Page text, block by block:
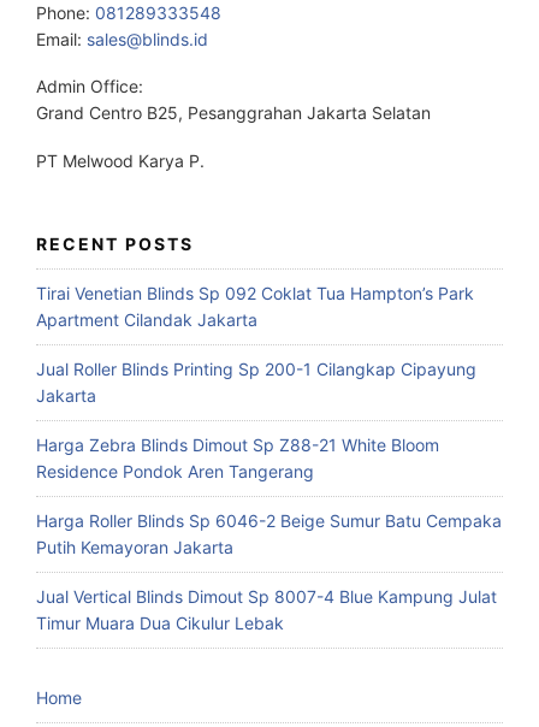
Phone: 081289333548
Email: sales@blinds.id
Admin Office:
Grand Centro B25, Pesanggrahan Jakarta Selatan
PT Melwood Karya P.
RECENT POSTS
Tirai Venetian Blinds Sp 092 Coklat Tua Hampton’s Park
Apartment Cilandak Jakarta
Jual Roller Blinds Printing Sp 200-1 Cilangkap Cipayung
Jakarta
Harga Zebra Blinds Dimout Sp Z88-21 White Bloom
Residence Pondok Aren Tangerang
Harga Roller Blinds Sp 6046-2 Beige Sumur Batu Cempaka
Putih Kemayoran Jakarta
Jual Vertical Blinds Dimout Sp 8007-4 Blue Kampung Julat
Timur Muara Dua Cikulur Lebak
Home